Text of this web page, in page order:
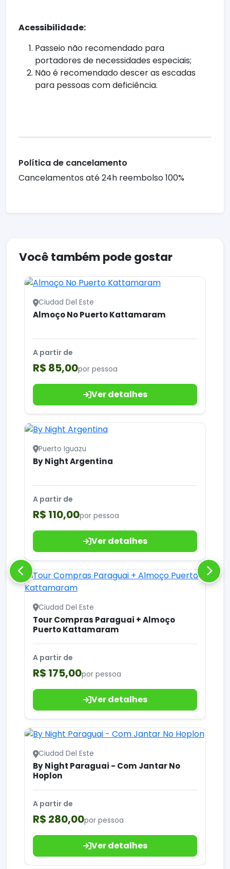
Acessibilidade:
Passeio não recomendado para
portadores de necessidades especiais;
Não é recomendado descer as escadas
para pessoas com deficiência.
Política de cancelamento
Cancelamentos até 24h reembolso 100%
Você também pode gostar
Ciudad Del Este
Almoço No Puerto Kattamaram
A partir de
R$ 85,00por pessoa
Ver detalhes
Puerto Iguazu
By Night Argentina
A partir de
R$ 110,00por pessoa
Ver detalhes
Ciudad Del Este
Tour Compras Paraguai + Almoço
Puerto Kattamaram
A partir de
R$ 175,00por pessoa
Ver detalhes
Ciudad Del Este
By Night Paraguai - Com Jantar No
Hoplon
A partir de
R$ 280,00por pessoa
Ver detalhes